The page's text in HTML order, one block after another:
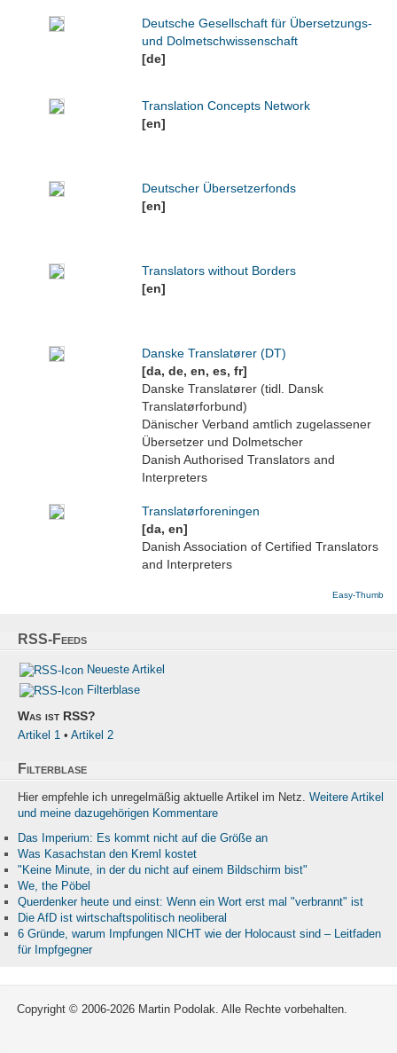
Deutsche Gesellschaft für Übersetzungs-
und Dolmetschwissenschaft
[de]
Translation Concepts Network
[en]
Deutscher Übersetzerfonds
[en]
Translators without Borders
[en]
Danske Translatører (DT)
[da, de, en, es, fr]
Danske Translatører (tidl. Dansk
Translatørforbund)
Dänischer Verband amtlich zugelassener
Übersetzer und Dolmetscher
Danish Authorised Translators and
Interpreters
Translatørforeningen
[da, en]
Danish Association of Certified Translators
and Interpreters
Easy-Thumb
RSS-Feeds
Neueste Artikel
Filterblase
Was ist RSS?
Artikel 1 • Artikel 2
Filterblase
Hier empfehle ich unregelmäßig aktuelle Artikel im Netz. Weitere Artikel
und meine dazugehörigen Kommentare
Das Imperium: Es kommt nicht auf die Größe an
Was Kasachstan den Kreml kostet
"Keine Minute, in der du nicht auf einem Bildschirm bist"
We, the Pöbel
Querdenker heute und einst: Wenn ein Wort erst mal "verbrannt" ist
Die AfD ist wirtschaftspolitisch neoliberal
6 Gründe, warum Impfungen NICHT wie der Holocaust sind – Leitfaden
für Impfgegner
Copyright © 2006-2026 Martin Podolak. Alle Rechte vorbehalten.